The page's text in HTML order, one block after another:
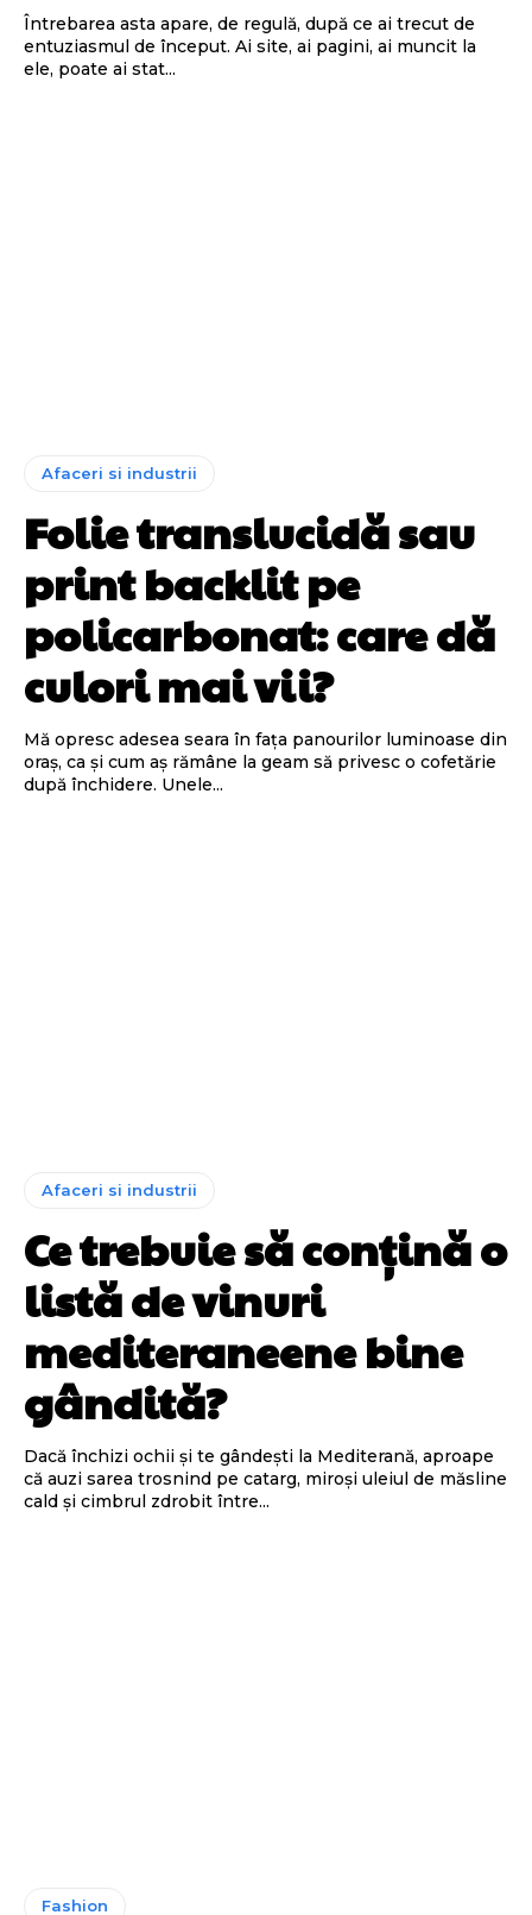
Întrebarea asta apare, de regulă, după ce ai trecut de
entuziasmul de început. Ai site, ai pagini, ai muncit la
ele, poate ai stat...
Afaceri si industrii
Folie translucidă sau
print backlit pe
policarbonat: care dă
culori mai vii?
Mă opresc adesea seara în fața panourilor luminoase din
oraș, ca și cum aș rămâne la geam să privesc o cofetărie
după închidere. Unele...
Afaceri si industrii
Ce trebuie să conțină o
listă de vinuri
mediteraneene bine
gândită?
Dacă închizi ochii și te gândești la Mediterană, aproape
că auzi sarea trosnind pe catarg, miroși uleiul de măsline
cald și cimbrul zdrobit între...
Fashion